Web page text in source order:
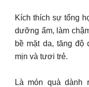
Kích thích sự tổng
dưỡng ẩm, làm
bề mặt da, tăng độ
mịn và tươi trẻ.
Là món quà dành